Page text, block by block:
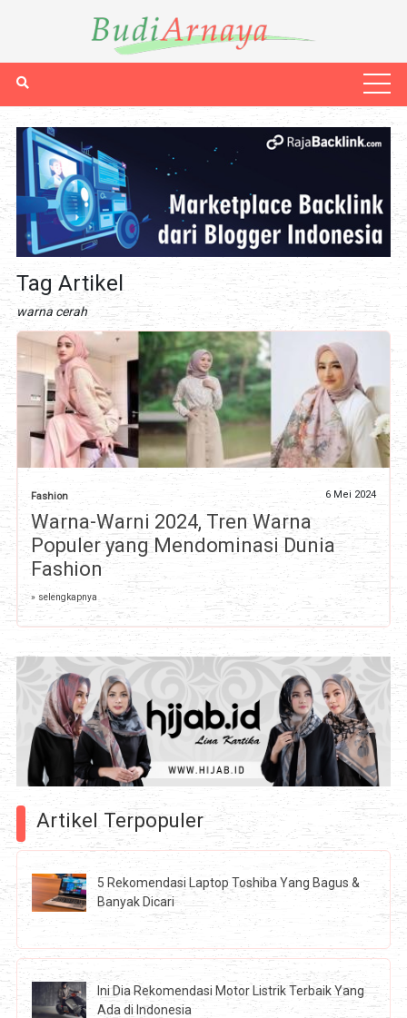
Tag Artikel
warna cerah
Fashion 6 Mei 2024
Warna-Warni 2024, Tren Warna
Populer yang Mendominasi Dunia
Fashion
» selengkapnya
Artikel Terpopuler
5 Rekomendasi Laptop Toshiba Yang Bagus &
Banyak Dicari
Ini Dia Rekomendasi Motor Listrik Terbaik Yang
Ada di Indonesia